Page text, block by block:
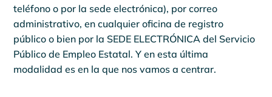
teléfono o por la sede electrónica), por correo
administrativo, en cualquier oficina de registro
público o bien por la SEDE ELECTRÓNICA del Servicio
Público de Empleo Estatal. Y en esta última
modalidad es en la que nos vamos a centrar.